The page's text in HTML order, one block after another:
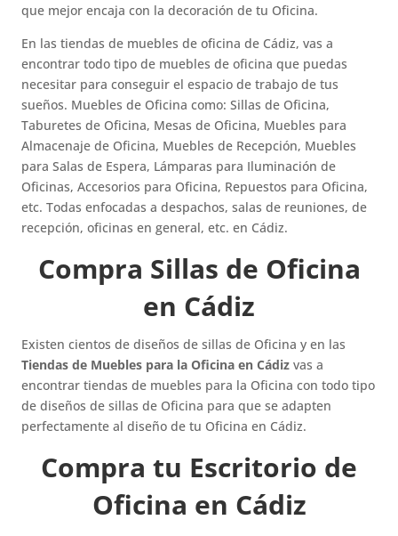
que mejor encaja con la decoración de tu Oficina.
En las tiendas de muebles de oficina de Cádiz, vas a
encontrar todo tipo de muebles de oficina que puedas
necesitar para conseguir el espacio de trabajo de tus
sueños. Muebles de Oficina como: Sillas de Oficina,
Taburetes de Oficina, Mesas de Oficina, Muebles para
Almacenaje de Oficina, Muebles de Recepción, Muebles
para Salas de Espera, Lámparas para Iluminación de
Oficinas, Accesorios para Oficina, Repuestos para Oficina,
etc. Todas enfocadas a despachos, salas de reuniones, de
recepción, oficinas en general, etc. en Cádiz.
Compra Sillas de Oficina
en Cádiz
Existen cientos de diseños de sillas de Oficina y en las
Tiendas de Muebles para la Oficina en Cádiz vas a
encontrar tiendas de muebles para la Oficina con todo tipo
de diseños de sillas de Oficina para que se adapten
perfectamente al diseño de tu Oficina en Cádiz.
Compra tu Escritorio de
Oficina en Cádiz